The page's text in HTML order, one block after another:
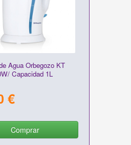
Agua Orbegozo KT
Capacidad 1L
€
Comprar